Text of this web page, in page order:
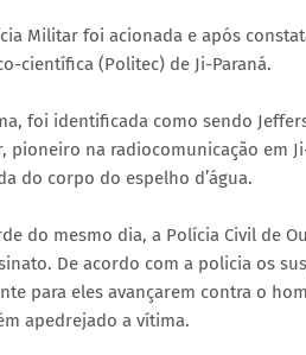
Militar foi acionada e após
científica (Politec) de Ji-Paraná.
foi identificada como sendo
pioneiro na radiocomunicação em
do corpo do espelho d’água.
do mesmo dia, a Polícia Civil de
De acordo com a policia os
para eles avançarem contra o
apedrejado a vítima.